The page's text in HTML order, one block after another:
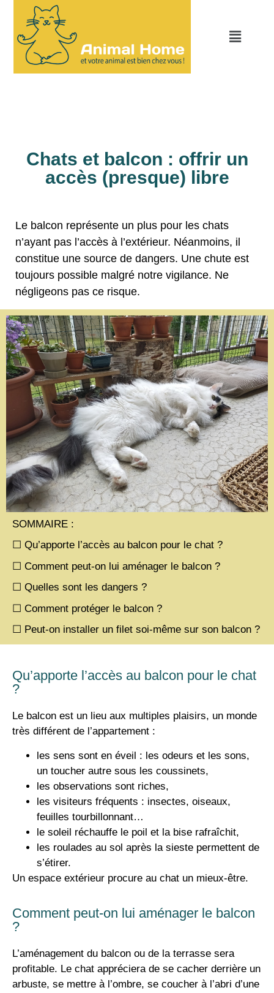
Chats et balcon : offrir un
accès (presque) libre
Le balcon représente un plus pour les chats
n’ayant pas l’accès à l’extérieur. Néanmoins, il
constitue une source de dangers. Une chute est
toujours possible malgré notre vigilance. Ne
négligeons pas ce risque.
SOMMAIRE :
☐ Qu’apporte l’accès au balcon pour le chat ?
☐ Comment peut-on lui aménager le balcon ?
☐ Quelles sont les dangers ?
☐ Comment protéger le balcon ?
☐ Peut-on installer un filet soi-même sur son balcon ?
Qu’apporte l’accès au balcon pour le chat
?
Le balcon est un lieu aux multiples plaisirs, un monde
très différent de l’appartement :
les sens sont en éveil : les odeurs et les sons,
un toucher autre sous les coussinets,
les observations sont riches,
les visiteurs fréquents : insectes, oiseaux,
feuilles tourbillonnant…
le soleil réchauffe le poil et la bise rafraîchit,
les roulades au sol après la sieste permettent de
s’étirer.
Un espace extérieur procure au chat un mieux-être.
Comment peut-on lui aménager le balcon
?
L’aménagement du balcon ou de la terrasse sera
profitable. Le chat appréciera de se cacher derrière un
arbuste, se mettre à l’ombre, se coucher à l’abri d’une